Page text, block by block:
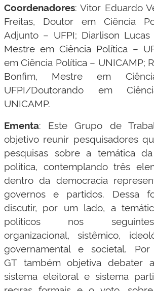
Coordenadores: Vitor Eduardo
Freitas, Doutor em Ciência
Adjunto – UFPI; Diarlison
Mestre em Ciência Política –
em Ciência Política – UNICAMP;
Bonfim, Mestre em
UFPI/Doutorando em
UNICAMP.
Ementa: Este Grupo de
objetivo reunir pesquisadores
pesquisas sobre a temática
política, contemplando três
dentro da democracia
governos e partidos. Dessa
discutir, por um lado, a
políticos nos
organizacional, sistêmico,
governamental e societal.
GT também objetiva debater
sistema eleitoral e sistema